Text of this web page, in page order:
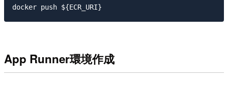
App Runner環境作成